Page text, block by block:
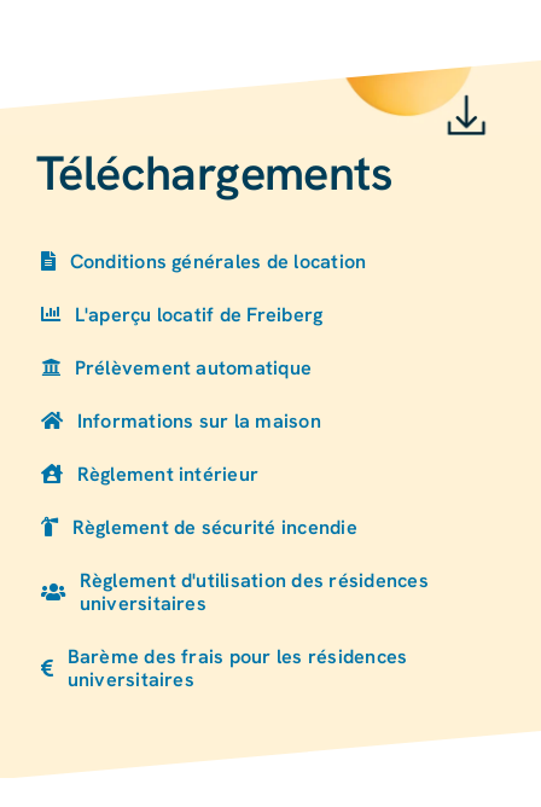
Téléchargements
Conditions générales de location
L'aperçu locatif de Freiberg
Prélèvement automatique
Informations sur la maison
Règlement intérieur
Règlement de sécurité incendie
Règlement d'utilisation des résidences
universitaires
Barème des frais pour les résidences
universitaires